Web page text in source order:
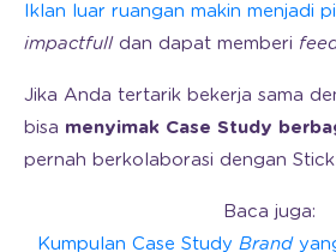
Iklan luar ruangan makin menjadi
impactfulldan dapat memberi
Jika Anda tertarik bekerja sama
bisa menyimak Case Study
pernah berkolaborasi dengan
Baca juga:
Kumpulan Case Study Brand